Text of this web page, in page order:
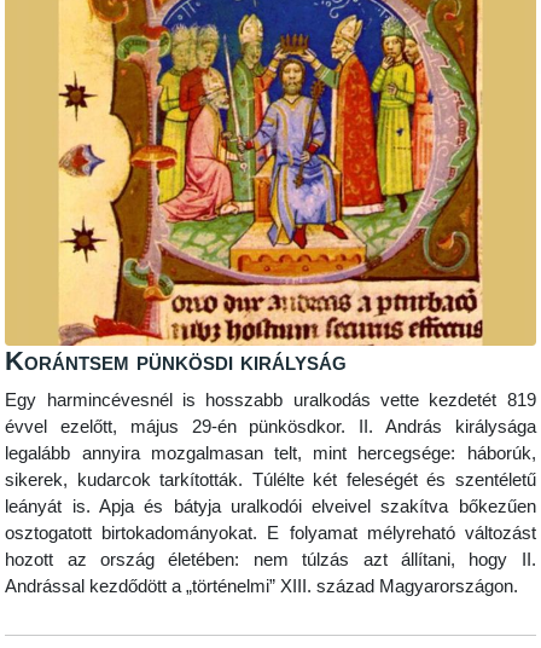
Korántsem pünkösdi királyság
Egy harmincévesnél is hosszabb uralkodás vette kezdetét 819
évvel ezelőtt, május 29-én pünkösdkor. II. András királysága
legalább annyira mozgalmasan telt, mint hercegsége: háborúk,
sikerek, kudarcok tarkították. Túlélte két feleségét és szentéletű
leányát is. Apja és bátyja uralkodói elveivel szakítva bőkezűen
osztogatott birtokadományokat. E folyamat mélyreható változást
hozott az ország életében: nem túlzás azt állítani, hogy II.
Andrással kezdődött a „történelmi” XIII. század Magyarországon.